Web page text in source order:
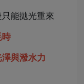
能拋光重來
時
與潑水力